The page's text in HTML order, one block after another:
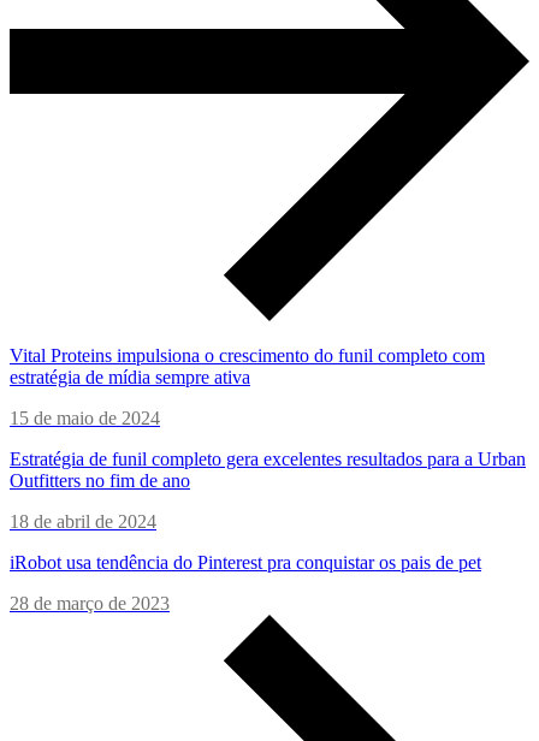
Vital Proteins impulsiona o crescimento do funil completo com
estratégia de mídia sempre ativa
15 de maio de 2024
Estratégia de funil completo gera excelentes resultados para a Urban
Outfitters no fim de ano
18 de abril de 2024
iRobot usa tendência do Pinterest pra conquistar os pais de pet
28 de março de 2023